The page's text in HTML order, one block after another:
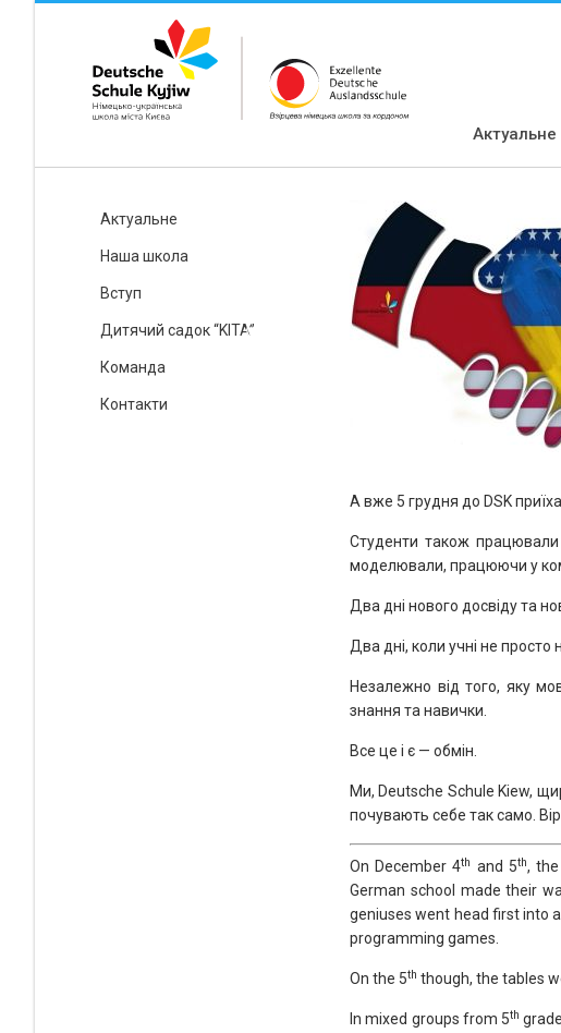
Актуальне
Актуальне
Наша школа
Вступ
Дитячий садок “KITA”
Команда
Контакти
А вже 5 грудня до DSK
Студенти також
моделювали, працюючи у
Два дні нового досвіду та
Два дні, коли учні не
Незалежно від того, яку
знання та навички.
Все це і є — обмін.
Ми, Deutsche Schule Kiew,
почувають себе так само.
On December 4th and 5th,
German school made their
geniuses went head first into
programming games.
On the 5th though, the tables
In mixed groups from 5th